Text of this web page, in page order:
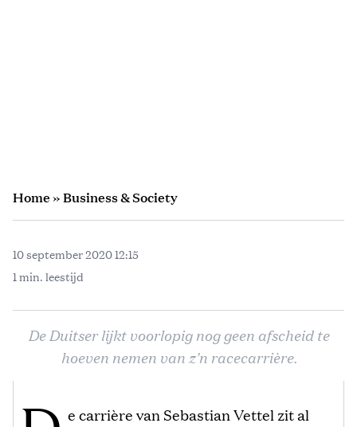
Home»Business & Society
10 september 2020 12:15
1 min. leestijd
De Duitser lijkt voorlopig nog geen afscheid te
hoeven nemen van z'n racecarrière.
e carrière van Sebastian Vettel zit al